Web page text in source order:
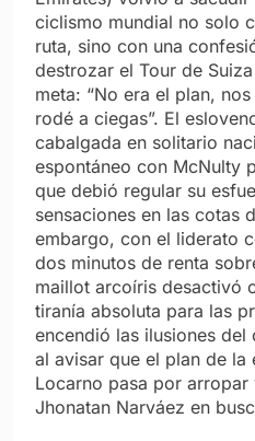
ciclismo mundial no solo
ruta, sino con una
destrozar el Tour de
meta: “No era el plan,
rodé a ciegas”. El
cabalgada en solitario
espontáneo con McNulty
que debió regular su
sensaciones en las cotas
embargo, con el liderato
dos minutos de renta
maillot arcoíris desactivó
tiranía absoluta para las
encendió las ilusiones del
al avisar que el plan de la
Locarno pasa por
Jhonatan Narváez en